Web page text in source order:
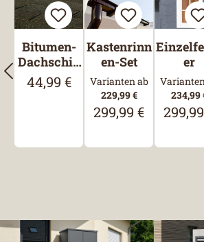
Bitumen-
Dachschin
deln,
Rechteck,
Regulärer Preis:
44,99 €
Kastenrinn
en-Set
Varianten ab
229,99 €
Regulärer Preis:
299,99 €
er
234,99